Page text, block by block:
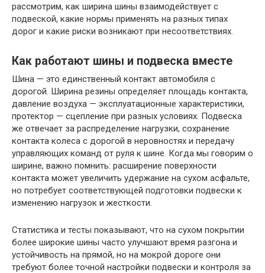
рассмотрим, как ширина шины взаимодействует с
подвеской, какие нормы применять на разных типах
дорог и какие риски возникают при несоответствиях.
Как работают шины и подвеска вместе
Шина — это единственный контакт автомобиля с
дорогой. Ширина резины определяет площадь контакта,
давление воздуха — эксплуатационные характеристики,
протектор — сцепление при разных условиях. Подвеска
же отвечает за распределение нагрузки, сохранение
контакта колеса с дорогой в неровностях и передачу
управляющих команд от руля к шине. Когда мы говорим о
ширине, важно помнить: расширение поверхности
контакта может увеличить удержание на сухом асфальте,
но потребует соответствующей подготовки подвески к
изменению нагрузок и жесткости.
Статистика и тесты показывают, что на сухом покрытии
более широкие шины часто улучшают время разгона и
устойчивость на прямой, но на мокрой дороге они
требуют более точной настройки подвески и контроля за